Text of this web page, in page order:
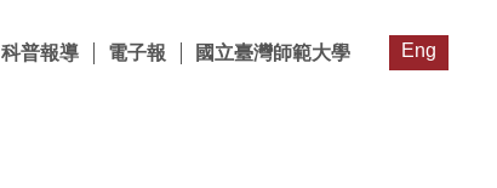
科普報導 電子報 國立臺灣師範大學 Eng